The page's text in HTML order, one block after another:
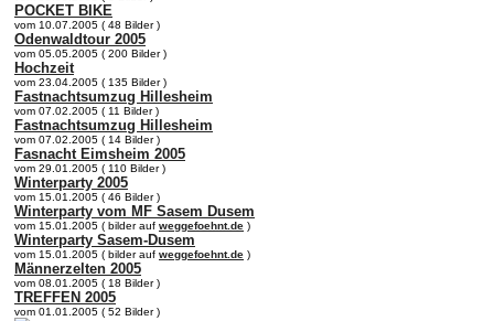
POCKET BIKE
vom 10.07.2005 ( 48 Bilder )
Odenwaldtour 2005
vom 05.05.2005 ( 200 Bilder )
Hochzeit
vom 23.04.2005 ( 135 Bilder )
Fastnachtsumzug Hillesheim
vom 07.02.2005 ( 11 Bilder )
Fastnachtsumzug Hillesheim
vom 07.02.2005 ( 14 Bilder )
Fasnacht Eimsheim 2005
vom 29.01.2005 ( 110 Bilder )
Winterparty 2005
vom 15.01.2005 ( 46 Bilder )
Winterparty vom MF Sasem Dusem
vom 15.01.2005 ( bilder auf weggefoehnt.de )
Winterparty Sasem-Dusem
vom 15.01.2005 ( bilder auf weggefoehnt.de )
Männerzelten 2005
vom 08.01.2005 ( 18 Bilder )
TREFFEN 2005
vom 01.01.2005 ( 52 Bilder )